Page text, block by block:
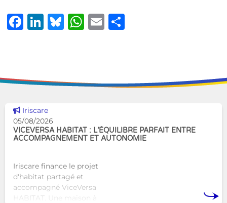
Facebook
LinkedIn
Bluesky
WhatsApp
Email
Voir cette news
Iriscare
05/08/2026
VICEVERSA HABITAT : L’ÉQUILIBRE PARFAIT ENTRE
ACCOMPAGNEMENT ET AUTONOMIE
Iriscare finance le projet
d'habitat partagé et
accompagné ViceVersa
HABITAT. Une maison à